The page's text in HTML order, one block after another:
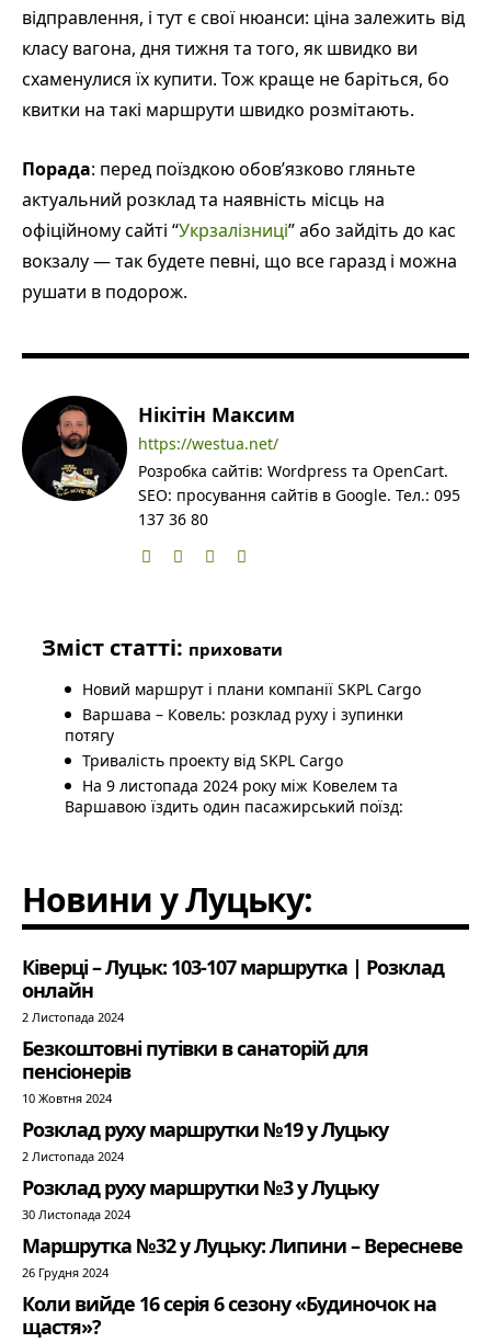
відправлення, і тут є свої нюанси: ціна залежить від
класу вагона, дня тижня та того, як швидко ви
схаменулися їх купити. Тож краще не баріться, бо
квитки на такі маршрути швидко розмітають.
Порада: перед поїздкою обов’язково гляньте
актуальний розклад та наявність місць на
офіційному сайті “Укрзалізниці” або зайдіть до кас
вокзалу — так будете певні, що все гаразд і можна
рушати в подорож.
Нікітін Максим
https://westua.net/
Розробка сайтів: Wordpress та OpenCart.
SEO: просування сайтів в Google. Тел.: 095
137 36 80
Зміст статті: приховати
Новий маршрут і плани компанії SKPL Cargo
Варшава – Ковель: розклад руху і зупинки
потягу
Тривалість проекту від SKPL Cargo
На 9 листопада 2024 року між Ковелем та
Варшавою їздить один пасажирський поїзд:
Новини у Луцьку:
Ківерці – Луцьк: 103-107 маршрутка | Розклад
онлайн
2 Листопада 2024
Безкоштовні путівки в санаторій для
пенсіонерів
10 Жовтня 2024
Розклад руху маршрутки №19 у Луцьку
2 Листопада 2024
Розклад руху маршрутки №3 у Луцьку
30 Листопада 2024
Маршрутка №32 у Луцьку: Липини – Вересневе
26 Грудня 2024
Коли вийде 16 серія 6 сезону «Будиночок на
щастя»?